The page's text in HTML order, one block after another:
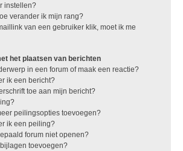
instellen?
verander ik mijn rang?
van een gebruiker klik, moet ik me
het plaatsen van berichten
in een forum of maak een reactie?
ik een bericht?
toe aan mijn bericht?
peilingsopties toevoegen?
ik een peiling?
forum niet openen?
toevoegen?